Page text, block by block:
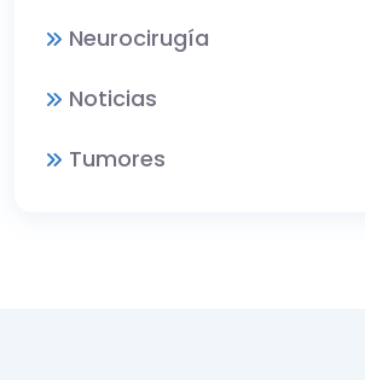
Neurocirugía
Noticias
Tumores